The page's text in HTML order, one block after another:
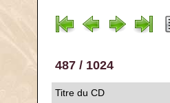
487 / 1024
Titre du CD